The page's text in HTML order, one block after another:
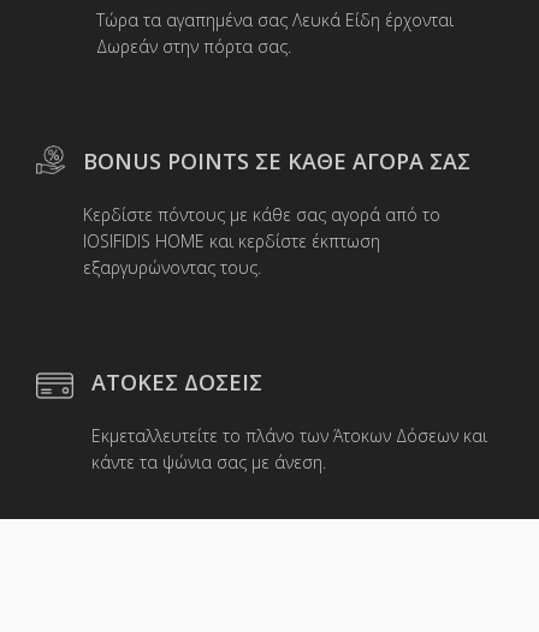
Τώρα τα αγαπημένα σας Λευκά Είδη έρχονται
Δωρεάν στην πόρτα σας.
BONUS POINTS ΣΕ ΚΑΘΕ ΑΓΟΡΑ ΣΑΣ
Κερδίστε πόντους με κάθε σας αγορά από το
IOSIFIDIS HOME και κερδίστε έκπτωση
εξαργυρώνοντας τους.
ΑΤΟΚΕΣ ΔΟΣΕΙΣ
Εκμεταλλευτείτε το πλάνο των Άτοκων Δόσεων και
κάντε τα ψώνια σας με άνεση.